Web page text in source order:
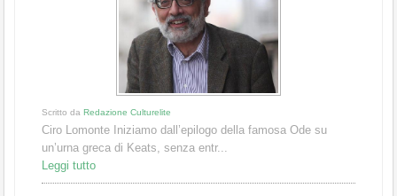
Scritto da Redazione Culturelite
Ciro Lomonte Iniziamo dall’epilogo della famosa Ode su
un’urna greca di Keats, senza entr...
Leggi tutto